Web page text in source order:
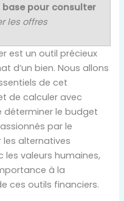
base pour consulter
les offres
est un outil précieux
d’un bien. Nous allons
de cet
de calculer avec
déterminer le budget
par le
alternatives
les valeurs humaines,
à la
ces outils financiers.